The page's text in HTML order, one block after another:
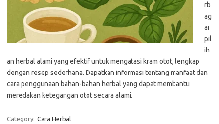
rb
ag
ai
pil
ih
an herbal alami yang efektif untuk mengatasi kram otot, lengkap
dengan resep sederhana. Dapatkan informasi tentang manfaat dan
cara penggunaan bahan-bahan herbal yang dapat membantu
meredakan ketegangan otot secara alami.
Category: Cara Herbal